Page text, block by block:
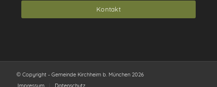
Kontakt
© Copyright - Gemeinde Kirchheim b. München 2026
Impressum
Datenschutz